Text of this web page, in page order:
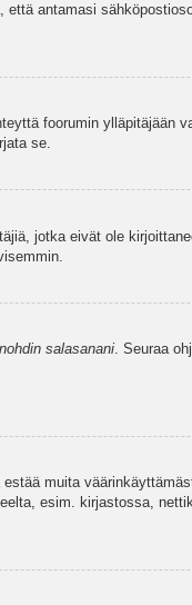
antamasi
foorumin ylläpitäjään
se.
jotka eivät ole
salasanani. Seuraa
muita
esim. kirjastossa,